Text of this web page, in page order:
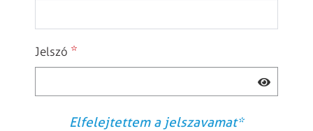
Jelszó *
Elfelejtettem a jelszavamat*